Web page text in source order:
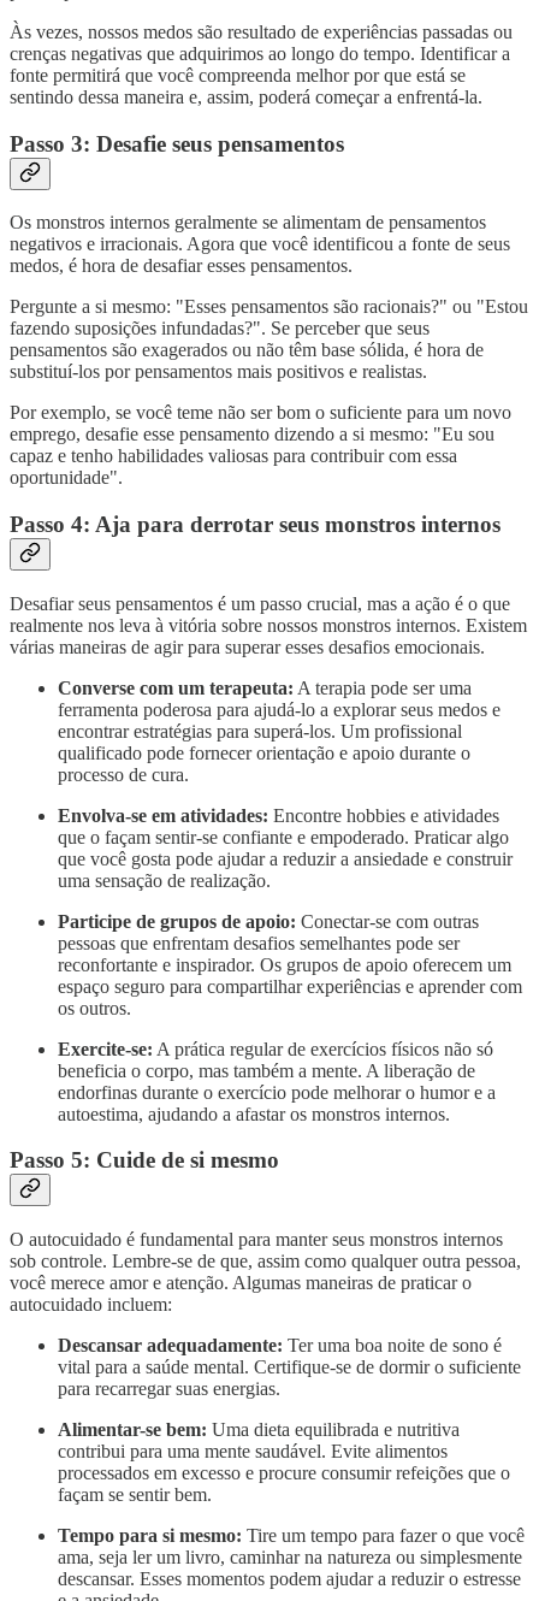
Às vezes, nossos medos são resultado de experiências passadas ou
crenças negativas que adquirimos ao longo do tempo. Identificar a
fonte permitirá que você compreenda melhor por que está se
sentindo dessa maneira e, assim, poderá começar a enfrentá-la.
Passo 3: Desafie seus pensamentos
Os monstros internos geralmente se alimentam de pensamentos
negativos e irracionais. Agora que você identificou a fonte de seus
medos, é hora de desafiar esses pensamentos.
Pergunte a si mesmo: "Esses pensamentos são racionais?" ou "Estou
fazendo suposições infundadas?". Se perceber que seus
pensamentos são exagerados ou não têm base sólida, é hora de
substituí-los por pensamentos mais positivos e realistas.
Por exemplo, se você teme não ser bom o suficiente para um novo
emprego, desafie esse pensamento dizendo a si mesmo: "Eu sou
capaz e tenho habilidades valiosas para contribuir com essa
oportunidade".
Passo 4: Aja para derrotar seus monstros internos
Desafiar seus pensamentos é um passo crucial, mas a ação é o que
realmente nos leva à vitória sobre nossos monstros internos. Existem
várias maneiras de agir para superar esses desafios emocionais.
Converse com um terapeuta: A terapia pode ser uma
ferramenta poderosa para ajudá-lo a explorar seus medos e
encontrar estratégias para superá-los. Um profissional
qualificado pode fornecer orientação e apoio durante o
processo de cura.
Envolva-se em atividades: Encontre hobbies e atividades
que o façam sentir-se confiante e empoderado. Praticar algo
que você gosta pode ajudar a reduzir a ansiedade e construir
uma sensação de realização.
Participe de grupos de apoio: Conectar-se com outras
pessoas que enfrentam desafios semelhantes pode ser
reconfortante e inspirador. Os grupos de apoio oferecem um
espaço seguro para compartilhar experiências e aprender com
os outros.
Exercite-se: A prática regular de exercícios físicos não só
beneficia o corpo, mas também a mente. A liberação de
endorfinas durante o exercício pode melhorar o humor e a
autoestima, ajudando a afastar os monstros internos.
Passo 5: Cuide de si mesmo
O autocuidado é fundamental para manter seus monstros internos
sob controle. Lembre-se de que, assim como qualquer outra pessoa,
você merece amor e atenção. Algumas maneiras de praticar o
autocuidado incluem:
Descansar adequadamente: Ter uma boa noite de sono é
vital para a saúde mental. Certifique-se de dormir o suficiente
para recarregar suas energias.
Alimentar-se bem: Uma dieta equilibrada e nutritiva
contribui para uma mente saudável. Evite alimentos
processados em excesso e procure consumir refeições que o
façam se sentir bem.
Tempo para si mesmo: Tire um tempo para fazer o que você
ama, seja ler um livro, caminhar na natureza ou simplesmente
descansar. Esses momentos podem ajudar a reduzir o estresse